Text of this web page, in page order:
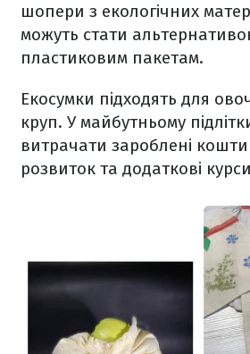
шопери з екологічних
можуть стати
пластиковим пакетам.
Екосумки підходять для
круп. У майбутньому
витрачати зароблені
розвиток та додаткові